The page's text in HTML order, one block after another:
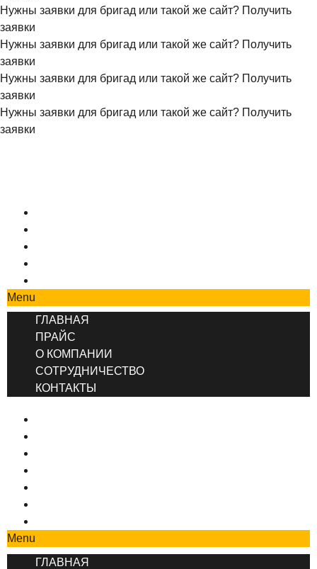
Нужны заявки для бригад или такой же сайт? Получить
заявки
Нужны заявки для бригад или такой же сайт? Получить
заявки
Нужны заявки для бригад или такой же сайт? Получить
заявки
Нужны заявки для бригад или такой же сайт? Получить
заявки
Menu
ГЛАВНАЯ
ПРАЙС
О КОМПАНИИ
СОТРУДНИЧЕСТВО
КОНТАКТЫ
Menu
ГЛАВНАЯ